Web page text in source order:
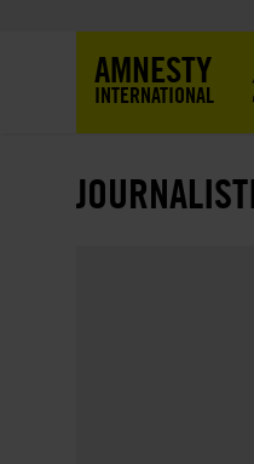
AMNESTY
INTERNATIONAL